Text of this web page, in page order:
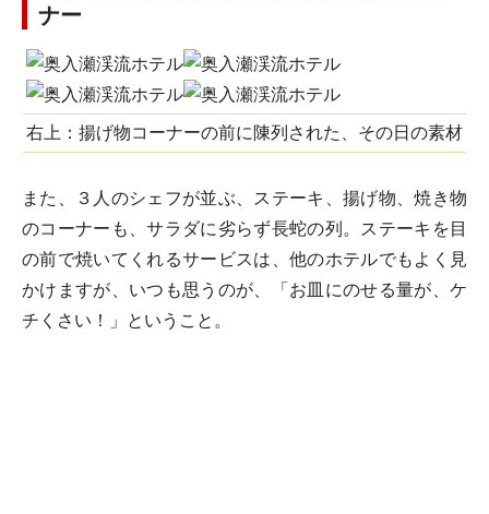
ナー
右上：揚げ物コーナーの前に陳列された、その日の素材
また、３人のシェフが並ぶ、ステーキ、揚げ物、焼き物
のコーナーも、サラダに劣らず長蛇の列。ステーキを目
の前で焼いてくれるサービスは、他のホテルでもよく見
かけますが、いつも思うのが、「お皿にのせる量が、ケ
チくさい！」ということ。